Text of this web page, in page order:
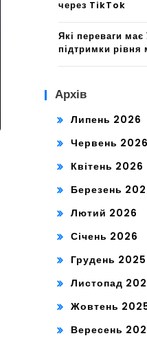
через TikTok
Які переваги
підтримки рівня
Архів
Липень 2026
Червень 2026
Квітень 2026
Березень
Лютий 2026
Січень 2026
Грудень 2025
Листопад
Жовтень
Вересень